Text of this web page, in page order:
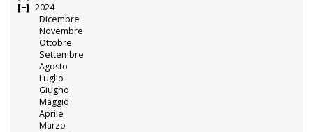
2024
Dicembre
Novembre
Ottobre
Settembre
Agosto
Luglio
Giugno
Maggio
Aprile
Marzo